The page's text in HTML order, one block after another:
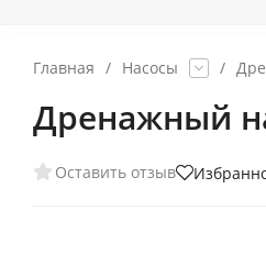
Главная / Насосы /
Дренажный
Оставить отзыв